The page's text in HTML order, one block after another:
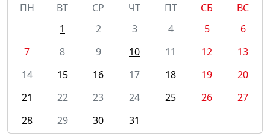
ПН
ВТ СР ЧТ ПТ СБ
ВС
1
2 3 4 5
6
7
8 9 10 11 12
13
14
15 16 17 18 19
20
21
22 23 24 25 26
27
28
29 30 31